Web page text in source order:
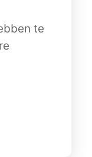
te